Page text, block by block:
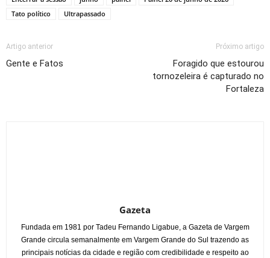
Tato político
Ultrapassado
Artigo anterior
Gente e Fatos
Próximo artigo
Foragido que estourou
tornozeleira é capturado no
Fortaleza
Gazeta
Fundada em 1981 por Tadeu Fernando Ligabue, a Gazeta de Vargem
Grande circula semanalmente em Vargem Grande do Sul trazendo as
principais notícias da cidade e região com credibilidade e respeito ao